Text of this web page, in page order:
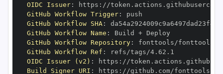
OIDC Issuer: https :
GitHub Workflow Trigger:
GitHub Workflow SHA:
GitHub Workflow Name :
GitHub Workflow Repository:
GitHub Workflow Ref :
OIDC Issuer (v2) : https :
Build Signer URI : https :